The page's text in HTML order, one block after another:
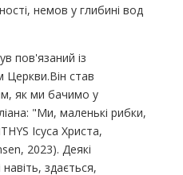
немов у глибині вод
пов'язаний із
став
як ми бачимо у
"Ми, маленькі рибки,
Ісуса Христа,
2023). Деякі
здається,